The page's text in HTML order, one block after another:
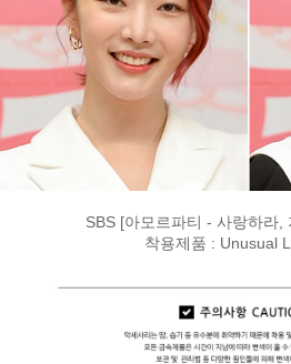
SBS [아모르파티 - 사랑하라,
착용제품 : Unusual